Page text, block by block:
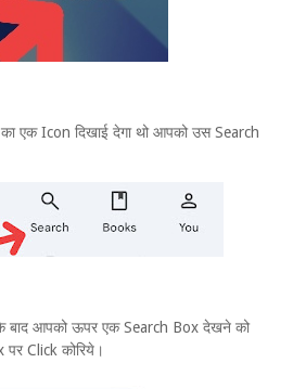
एक Icon दिखाई देगा थो आपको उस Search
बाद आपको ऊपर एक Search Box देखने को
Click कोरिये।